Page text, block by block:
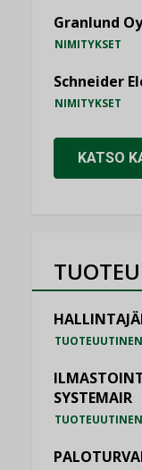
Granlund Oy
NIMITYKSET
Schneider
NIMITYKSET
KATSO
TUOTEUUTINEN
SYSTEMAIR
TUOTEUUTINEN